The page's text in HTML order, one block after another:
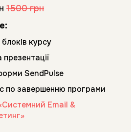
1500 грн
курсу
SendPulse
по завершенню програми
Email &